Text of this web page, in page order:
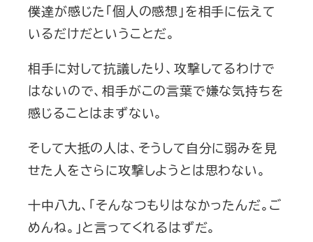
僕達が感じた「個人の感想」を相手に伝えて
いるだけだということだ。
相手に対して抗議したり、攻撃してるわけで
はないので、相手がこの言葉で嫌な気持ちを
感じることはまずない。
そして大抵の人は、そうして自分に弱みを見
せた人をさらに攻撃しようとは思わない。
十中八九、「そんなつもりはなかったんだ。ご
めんね。」と言ってくれるはずだ。